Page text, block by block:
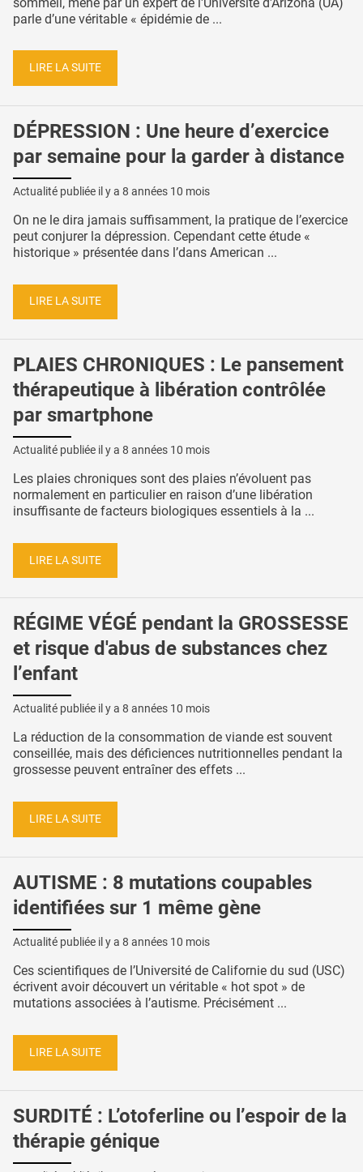
parle d’une véritable « épidémie de ...
LIRE LA SUITE
DÉPRESSION : Une heure d’exercice
par semaine pour la garder à distance
Actualité publiée il y a 8 années 10 mois
On ne le dira jamais suffisamment, la pratique de l’exercice
peut conjurer la dépression. Cependant cette étude «
historique » présentée dans l’dans American ...
LIRE LA SUITE
PLAIES CHRONIQUES : Le pansement
thérapeutique à libération contrôlée
par smartphone
Actualité publiée il y a 8 années 10 mois
Les plaies chroniques sont des plaies n’évoluent pas
normalement en particulier en raison d’une libération
insuffisante de facteurs biologiques essentiels à la ...
LIRE LA SUITE
RÉGIME VÉGÉ pendant la GROSSESSE
et risque d'abus de substances chez
l’enfant
Actualité publiée il y a 8 années 10 mois
La réduction de la consommation de viande est souvent
conseillée, mais des déficiences nutritionnelles pendant la
grossesse peuvent entraîner des effets ...
LIRE LA SUITE
AUTISME : 8 mutations coupables
identifiées sur 1 même gène
Actualité publiée il y a 8 années 10 mois
Ces scientifiques de l’Université de Californie du sud (USC)
écrivent avoir découvert un véritable « hot spot » de
mutations associées à l’autisme. Précisément ...
LIRE LA SUITE
SURDITÉ : L’otoferline ou l’espoir de la
thérapie génique